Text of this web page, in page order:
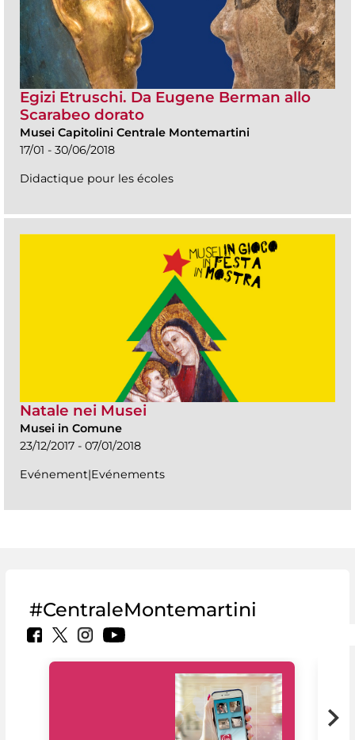
Egizi Etruschi. Da Eugene Berman allo
Scarabeo dorato
Musei Capitolini Centrale Montemartini
17/01 - 30/06/2018
Didactique pour les écoles
Natale nei Musei
Musei in Comune
23/12/2017 - 07/01/2018
Evénement|Evénements
#CentraleMontemartini